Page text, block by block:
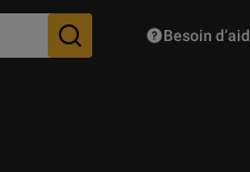
Des suggestions de
Besoin